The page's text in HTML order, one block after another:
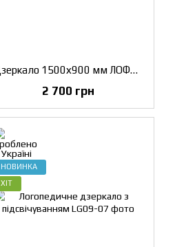
Дзеркало 1500х900 мм ЛОФТ в чорній рамці
2 700 грн
НОВИНКА
ХІТ